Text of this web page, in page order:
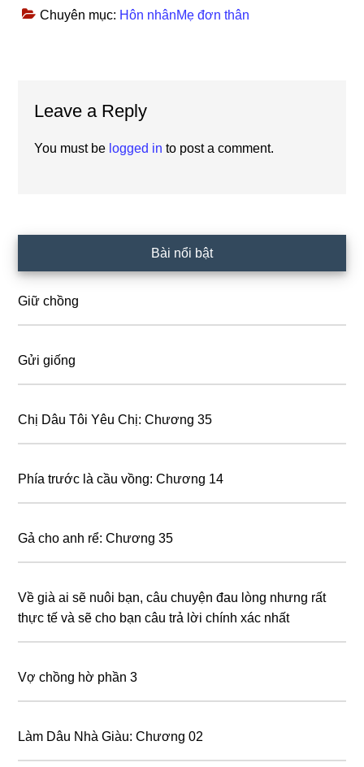
Chuyên mục: Hôn nhânMẹ đơn thân
Interactions
Leave a Reply
You must be logged in to post a comment.
Sidebar
Bài nổi bật
Giữ chồng
Gửi giống
Chị Dâu Tôi Yêu Chị: Chương 35
Phía trước là cầu vồng: Chương 14
Gả cho anh rể: Chương 35
Về già ai sẽ nuôi bạn, câu chuyện đau lòng nhưng rất
thực tế và sẽ cho bạn câu trả lời chính xác nhất
Vợ chồng hờ phần 3
Làm Dâu Nhà Giàu: Chương 02